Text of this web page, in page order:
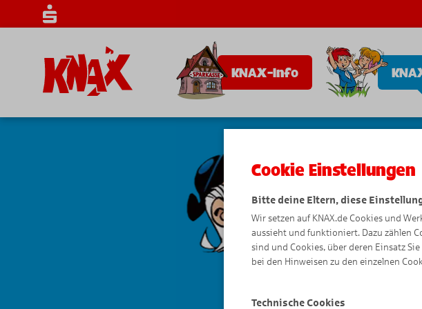
KNAX-Info
Cookie Einstellungen
Bitte deine Eltern, diese
Wir setzen auf KNAX.de Cookies und
aussieht und funktioniert. Dazu zählen
sind und Cookies, über deren Einsatz
bei den Hinweisen zu den einzelnen
Technische Cookies